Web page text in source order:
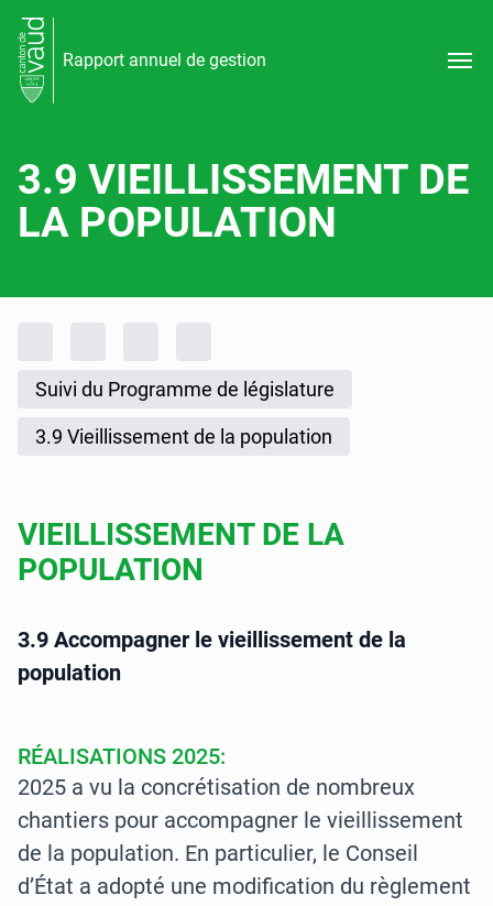
Rapport annuel de gestion
3.9 VIEILLISSEMENT DE
LA POPULATION
Suivi du Programme de législature
3.9 Vieillissement de la population
VIEILLISSEMENT DE LA
POPULATION
3.9 Accompagner le vieillissement de la
population
RÉALISATIONS 2025:
2025 a vu la concrétisation de nombreux
chantiers pour accompagner le vieillissement
de la population. En particulier, le Conseil
d’État a adopté une modification du règlement